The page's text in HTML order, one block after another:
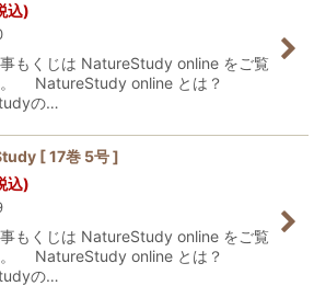
込)
もくじは NatureStudy online をご覧
。 NatureStudy online とは？
の…
[ 17巻 5号 ]
込)
もくじは NatureStudy online をご覧
。 NatureStudy online とは？
の…